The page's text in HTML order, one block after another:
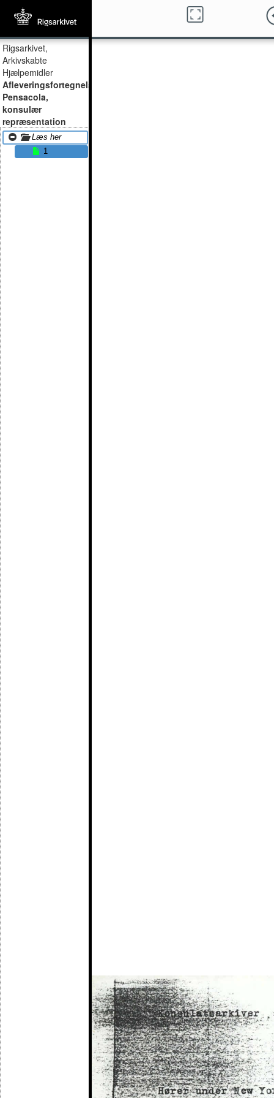
Rigsarkivet,
Arkivskabte
Hjælpemidler
Afleveringsfortegnelser,
Pensacola,
konsulær
repræsentation
Læs her
1